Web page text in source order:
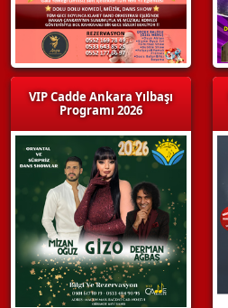
VIP Cadde Ankara Yılbaşı
Programı 2026